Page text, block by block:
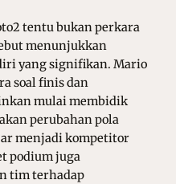
tentu bukan perkara
menunjukkan
yang signifikan. Mario
soal finis dan
mulai membidik
perubahan pola
menjadi kompetitor
podium juga
tim terhadap